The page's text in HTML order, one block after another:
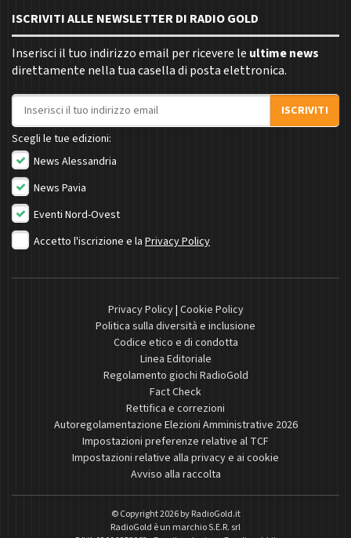
ISCRIVITI ALLE NEWSLETTER DI RADIO GOLD
Inserisci il tuo indirizzo email per ricevere le ultime news
direttamente nella tua casella di posta elettronica.
Indirizzo email
ISCRIVITI
Scegli le tue edizioni:
News Alessandria
News Pavia
Eventi Nord-Ovest
Accetto l'iscrizione e la Privacy Policy
Privacy Policy| Cookie Policy
Politica sulla diversità e inclusione
Codice etico e di condotta
Linea Editoriale
Regolamento giochi RadioGold
Fact Check
Rettifica e correzioni
Autoregolamentazione Elezioni Amministrative 2026
Impostazioni preferenze relative al TCF
Impostazioni relative alla privacy e ai cookie
Avviso alla raccolta
© Copyright 2026 byRadioGold.it
RadioGold è un marchio S.E.R. srl